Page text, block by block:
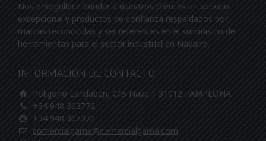
Nos enorgullece brindar a nuestros clientes un servicio
excepcional y productos de confianza respaldados por
marcas reconocidas y ser referentes en el suministro de
herramientas para el sector industrial en Navarra.
INFORMACIÓN DE CONTACTO
Poligono Landaben, C/B Nave 1 31012 PAMPLONA
+34 948 302772
+34 948 302372
comercialgama@comercialgama.com